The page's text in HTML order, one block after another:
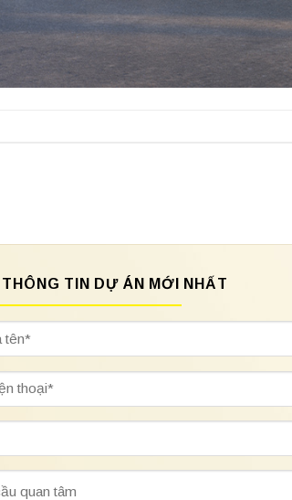
THÔNG TIN DỰ ÁN MỚI NHẤT